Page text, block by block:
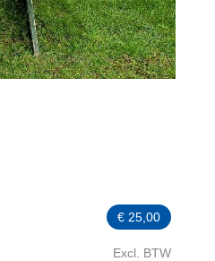
€ 25,00
Excl. BTW